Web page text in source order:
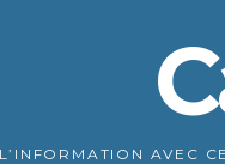
L’INFORMATION AVEC